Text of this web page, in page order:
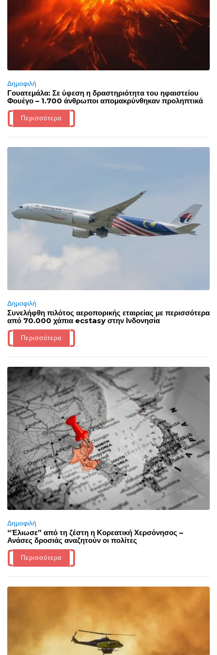
Δημοφιλή
Γουατεμάλα: Σε ύφεση η δραστηριότητα του ηφαιστείου
Φουέγο – 1.700 άνθρωποι απομακρύνθηκαν προληπτικά
Περισσότερα
Δημοφιλή
Συνελήφθη πιλότος αεροπορικής εταιρείας με περισσότερα
από 70.000 χάπια ecstasy στην Ινδονησία
Περισσότερα
Δημοφιλή
“Έλιωσε” από τη ζέστη η Κορεατική Χερσόνησος –
Ανάσες δροσιάς αναζητούν οι πολίτες
Περισσότερα